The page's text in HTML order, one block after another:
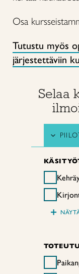
Osa
Tutustu myös
järjestettäviin
Selaa
+